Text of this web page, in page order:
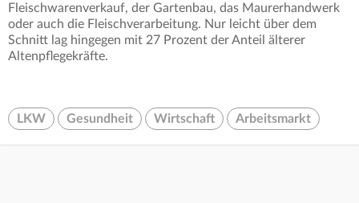
Fleischwarenverkauf, der Gartenbau, das Maurerhandwerk
oder auch die Fleischverarbeitung. Nur leicht über dem
Schnitt lag hingegen mit 27 Prozent der Anteil älterer
Altenpflegekräfte.
LKW Gesundheit Wirtschaft Arbeitsmarkt